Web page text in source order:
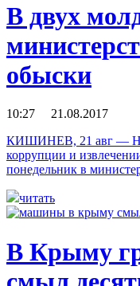
В двух
обыски
10:27 21.08.2017
КИШИНЕВ, 21 авг —
коррупции и
понедельник в
читать
В Крыму